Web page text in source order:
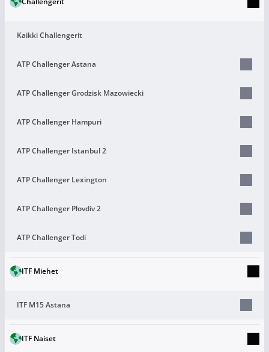
Kaikki Challengerit
ATP Challenger Astana
ATP Challenger Grodzisk Mazowiecki
ATP Challenger Hampuri
ATP Challenger Istanbul 2
ATP Challenger Lexington
ATP Challenger Plovdiv 2
ATP Challenger Todi
ITF Miehet
ITF M15 Astana
ITF Naiset